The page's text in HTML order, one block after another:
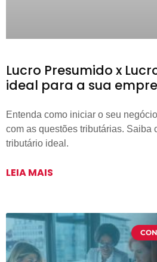
Lucro Presumido x
ideal para a sua
Entenda como iniciar o seu
com as questões tributárias. Saiba
tributário ideal.
LEIA MAIS